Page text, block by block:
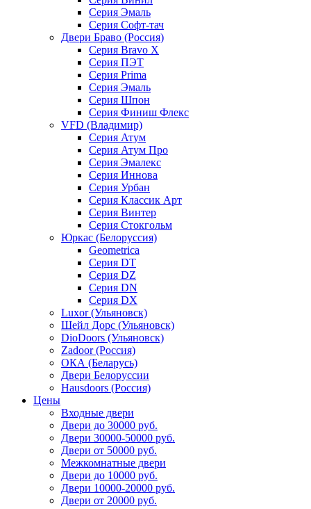
Серия Эмаль
Серия Софт-тач
Двери Браво (Россия)
Серия Bravo X
Серия ПЭТ
Серия Prima
Серия Эмаль
Серия Шпон
Серия Финиш Флекс
VFD (Владимир)
Серия Атум
Серия Атум Про
Серия Эмалекс
Серия Иннова
Серия Урбан
Серия Классик Арт
Серия Винтер
Серия Стокгольм
Юркас (Белоруссия)
Geometrica
Серия DT
Серия DZ
Серия DN
Серия DX
Luxor (Ульяновск)
Шейл Дорс (Ульяновск)
DioDoors (Ульяновск)
Zadoor (Россия)
ОКА (Беларусь)
Двери Белоруссии
Hausdoors (Россия)
Цены
Входные двери
Двери до 30000 руб.
Двери 30000-50000 руб.
Двери от 50000 руб.
Межкомнатные двери
Двери до 10000 руб.
Двери 10000-20000 руб.
Двери от 20000 руб.